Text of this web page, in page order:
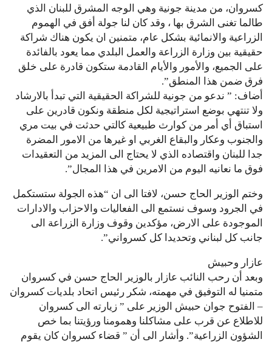
كسروان، من مدينة جونية وهي الوجه المشرق للبنان الذي
طالما تغنى الشرق بها ، وقد كان لنا جولة أفق في الهموم
الزراعية والانمائية بشكل عام، متمنين ان يكون هناك شراكة
حقيقية بين وزارة الزراعة والعمل البلدي مما يعود بالفائدة
على الجميع، والأمور والأيام القادمة ستكون قادرة على خلق
فرق ضمن هذا المنطق”.
أضاف: ” ندعو من جونية للشراكة الحقيقية التي تبدأ بالارشاد
ولا تنتهي بوضع استراتيجية لكل منطقة ونكون قادرين على
استباق أي أمر من كوارث طبيعية كالتي حدثت في بيت مري
والجنوب وعكار والبقاع الغربي او غيرها من الامور المضرة
جدا للبنان واقتصاده الذي لا يحتاج الى المزيد من التعقيدات
فوق ما نعانيه اليوم من الامرين في هذا المجال”.
وختم الوزير الحاج حسن، لافتا الى ان “هذه الجولة ستستكمل
في الجرود وسوف نستمع الى الفعاليات والاحزاب والادارات
الموجودة على الارض، مؤكدين وقوف وزارة الزراعة الى
جانب كل لبناني وتحديدا كل كسرواني”.
عازار وحبيش
وبعد أن رحب النائب عازار بالوزير الحاج حسن في كسروان
متمنيا له التوفيق في مهمته، شكر رئيس اتحاد بلديات كسروان
– الفتوح جوان حبيش الوزير على ” زيارته الى كسروان
للاطلاع عن قرب على مشاكلنا وهمومنا ورؤيتنا بما خص
الشؤون الزراعية”. وأشار الى أن ” قضاء كسروان كان يقوم